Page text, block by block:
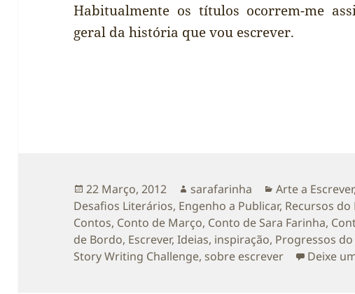
Habitualmente os títulos ocorrem-me
geral da história que vou escrever.
Publicado
a
22 Março, 2012 Autor
sarafarinha Categorias
Arte a Escrever,
Desafios Literários, Engenho a Publicar, Recursos
Contos, Conto de Março, Conto de Sara Farinha,
de Bordo, Escrever,Ideias, inspiração, Progressos
Story Writing Challenge, sobre escrever Deixe